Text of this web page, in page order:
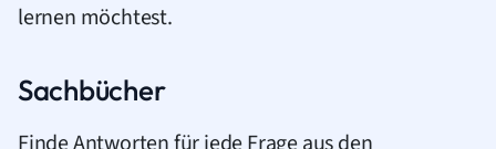
lernen möchtest.
Sachbücher